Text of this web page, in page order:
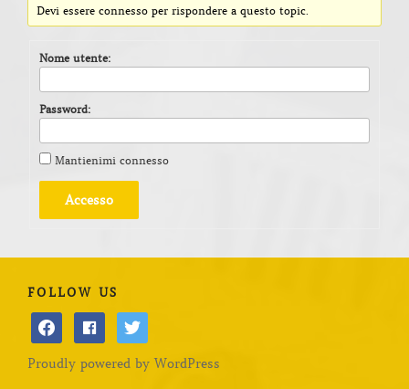
Devi essere connesso per rispondere a questo topic.
Nome utente:
Password:
Mantienimi connesso
Accesso
FOLLOW US
facebookfacebooktwitter
Proudly powered by WordPress